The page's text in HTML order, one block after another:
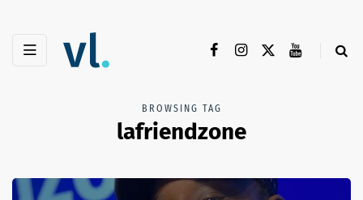
BROWSING TAG
lafriendzone